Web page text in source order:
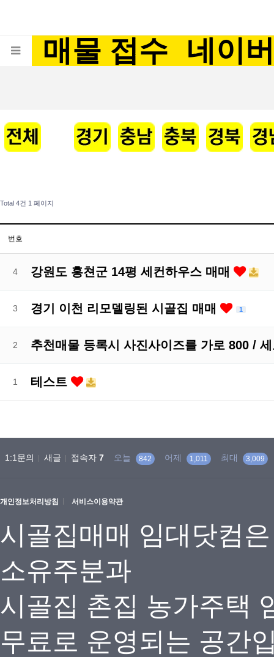
매물 접수 네이
Total 4건 1 페이지
번호
4 강원도 홍쳔군 14평 세컨하우스 매매
3 경기 이천 리모델링된 시골집 매매 1
2 추천매물 등록시 사진사이즈를 가로 800 /
1 테스트
1:1문의 새글 접속자 7 오늘 842 어제 1,011 최대 3,009
개인정보처리방침 서비스이용약관
시골집매매 임대닷컴
소유주분과
시골집 촌집 농가주택
무료로 운영되는 공간